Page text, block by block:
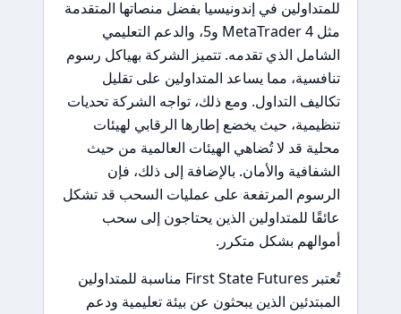
للمتداولين في إندونيسيا بفضل منصاتها المتقدمة
مثل MetaTrader 4 و5، والدعم التعليمي
الشامل الذي تقدمه. تتميز الشركة بهياكل رسوم
تنافسية، مما يساعد المتداولين على تقليل
تكاليف التداول. ومع ذلك، تواجه الشركة تحديات
تنظيمية، حيث يخضع إطارها الرقابي لهيئات
محلية قد لا تُضاهي الهيئات العالمية من حيث
الشفافية والأمان. بالإضافة إلى ذلك، فإن
الرسوم المرتفعة على عمليات السحب قد تشكل
عائقًا للمتداولين الذين يحتاجون إلى سحب
أموالهم بشكل متكرر.
تُعتبر First State Futures مناسبة للمتداولين
المبتدئين الذين يبحثون عن بيئة تعليمية ودعم